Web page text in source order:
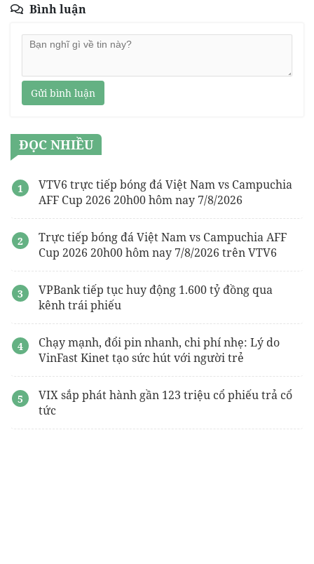
Bình luận
Gửi bình luận
ĐỌC NHIỀU
VTV6 trực tiếp bóng đá Việt Nam vs Campuchia
AFF Cup 2026 20h00 hôm nay 7/8/2026
Trực tiếp bóng đá Việt Nam vs Campuchia AFF
Cup 2026 20h00 hôm nay 7/8/2026 trên VTV6
VPBank tiếp tục huy động 1.600 tỷ đồng qua
kênh trái phiếu
Chạy mạnh, đổi pin nhanh, chi phí nhẹ: Lý do
VinFast Kinet tạo sức hút với người trẻ
VIX sắp phát hành gần 123 triệu cổ phiếu trả cổ
tức